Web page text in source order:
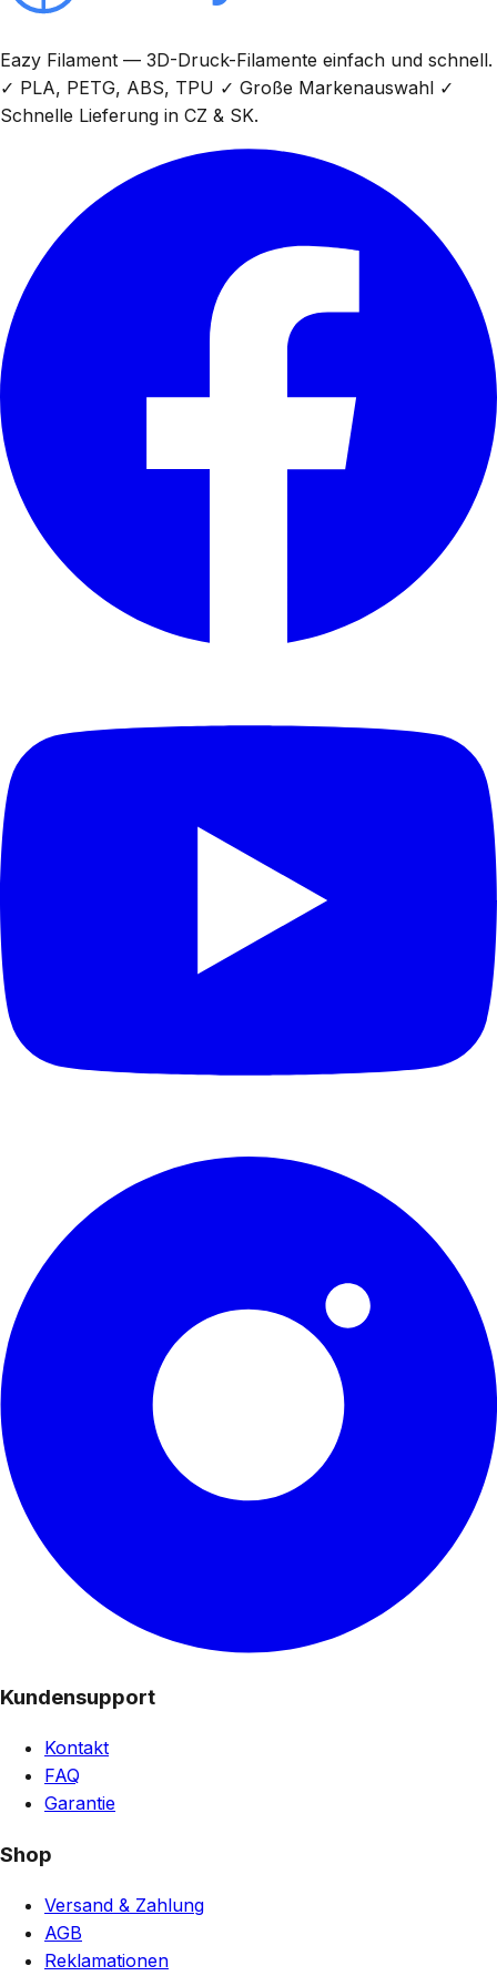
Eazy Filament — 3D-Druck-Filamente einfach und schnell.
✓ PLA, PETG, ABS, TPU ✓ Große Markenauswahl ✓
Schnelle Lieferung in CZ & SK.
Kundensupport
Kontakt
FAQ
Garantie
Shop
Versand & Zahlung
AGB
Reklamationen